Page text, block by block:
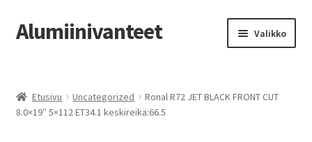
Siirry
navigointiin
Siirry
sisältöön
Alumiinivanteet Valikko
Kauppa
Etusivu Uncategorized
Ronal R72 JET BLACK FRONT CUT
8.0×19″ 5×112 ET34.1 keskireikä:66.5